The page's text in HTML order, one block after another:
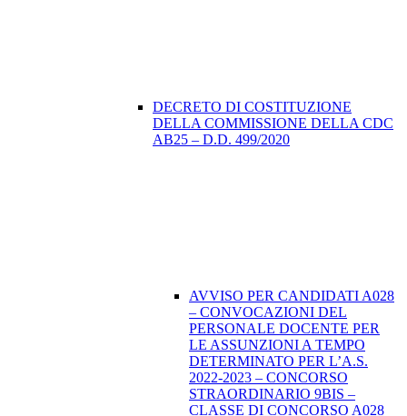
DECRETO DI COSTITUZIONE
DELLA COMMISSIONE DELLA CDC
AB25 – D.D. 499/2020
AVVISO PER CANDIDATI A028
– CONVOCAZIONI DEL
PERSONALE DOCENTE PER
LE ASSUNZIONI A TEMPO
DETERMINATO PER L’A.S.
2022-2023 – CONCORSO
STRAORDINARIO 9BIS –
CLASSE DI CONCORSO A028